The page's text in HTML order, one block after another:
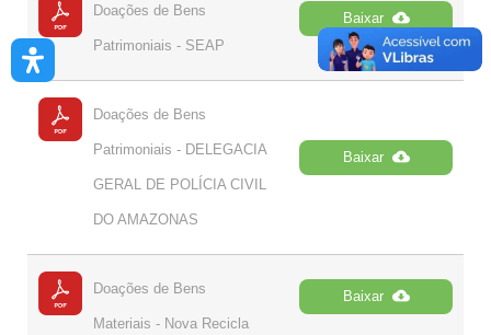
Doações de Bens
Patrimoniais - SEAP
Baixar
Doações de Bens
Patrimoniais - DELEGACIA
GERAL DE POLÍCIA CIVIL
DO AMAZONAS
Baixar
Doações de Bens
Materiais - Nova Recicla
Baixar